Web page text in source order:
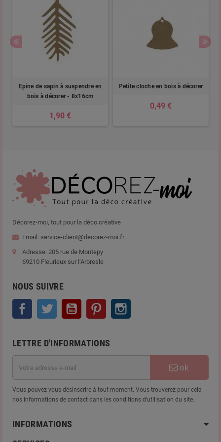
Epine de sapin à suspendre en
bois à décorer - 8x16cm
1,90 €
Petite cloche en bois à décorer
0,49 €
Décorez-moi, tout pour la déco créative
Email: service-client@decorez-moi.fr
Adresse: 205 rue de Montepy
69210 Fleurieux sur l’Arbresle
NOUS SUIVRE
Facebook Twitter YouTube Pinterest
LETTRE D'INFORMATIONS
ok
Vous pouvez vous désinscrire à tout moment. Vous trouverez pour cela
nos informations de contact dans les conditions d'utilisation du site.
INFORMATIONS